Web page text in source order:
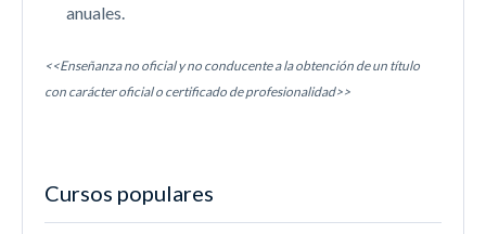
anuales.
<<Enseñanza no oficial y no conducente a la obtención de un título
con carácter oficial o certificado de profesionalidad>>
Cursos populares